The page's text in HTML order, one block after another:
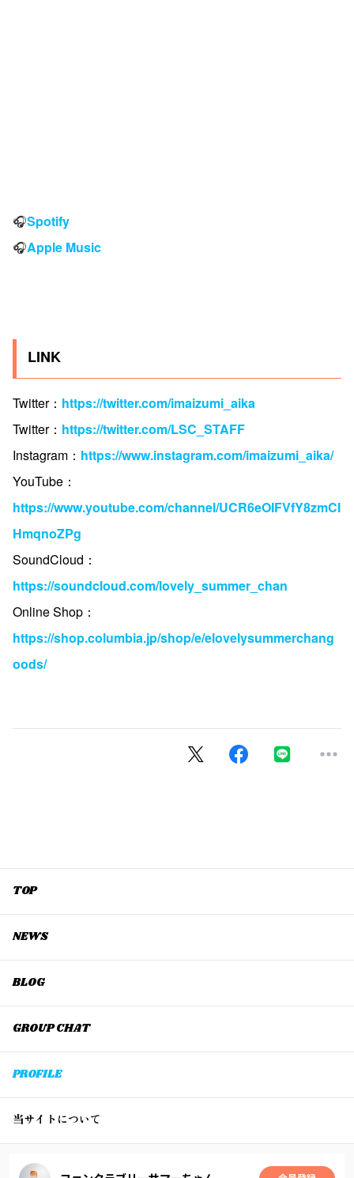
🎧Spotify
🎧Apple Music
LINK
Twitter： https://twitter.com/imaizumi_aika
Twitter： https://twitter.com/LSC_STAFF
Instagram： https://www.instagram.com/imaizumi_aika/
YouTube：
https://www.youtube.com/channel/UCR6eOIFVfY8zmCI
HmqnoZPg
SoundCloud：
https://soundcloud.com/lovely_summer_chan
Online Shop：
https://shop.columbia.jp/shop/e/elovelysummerchang
oods/
TOP
NEWS
BLOG
GROUP CHAT
PROFILE
当サイトについて